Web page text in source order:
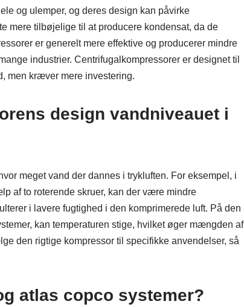
og ulemper, og deres design kan påvirke
mere tilbøjelige til at producere kondensat, da de
er generelt mere effektive og producerer mindre
industrier. Centrifugalkompressorer er designet til
men kræver mere investering.
design vandniveauet i
meget vand der dannes i trykluften. For eksempel, i
af to roterende skruer, kan der være mindre
i lavere fugtighed i den komprimerede luft. På den
kan temperaturen stige, hvilket øger mængden af
den rigtige kompressor til specifikke anvendelser, så
atlas copco systemer?